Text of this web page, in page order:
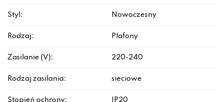
Styl: Nowoczesny
Rodzaj: Plafony
Zasilanie (V): 220-240
Rodzaj zasilania: sieciowe
Stopień ochrony: IP20